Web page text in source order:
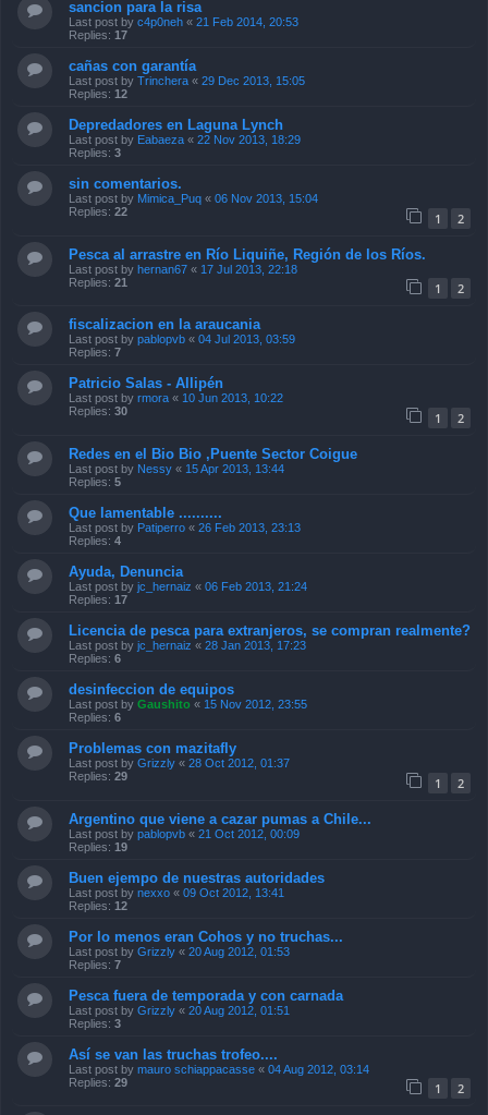
sancion para la risa
Last post by c4p0neh « 21 Feb 2014, 20:53
Replies: 17
cañas con garantía
Last post by Trinchera « 29 Dec 2013, 15:05
Replies: 12
Depredadores en Laguna Lynch
Last post by Eabaeza « 22 Nov 2013, 18:29
Replies: 3
sin comentarios.
Last post by Mimica_Puq « 06 Nov 2013, 15:04
Replies: 22 1 2
Pesca al arrastre en Río Liquiñe, Región de los Ríos.
Last post by hernan67 « 17 Jul 2013, 22:18
Replies: 21 1 2
fiscalizacion en la araucania
Last post by pablopvb « 04 Jul 2013, 03:59
Replies: 7
Patricio Salas - Allipén
Last post by rmora « 10 Jun 2013, 10:22
Replies: 30 1 2
Redes en el Bio Bio ,Puente Sector Coigue
Last post by Nessy « 15 Apr 2013, 13:44
Replies: 5
Que lamentable ..........
Last post by Patiperro « 26 Feb 2013, 23:13
Replies: 4
Ayuda, Denuncia
Last post by jc_hernaiz « 06 Feb 2013, 21:24
Replies: 17
Licencia de pesca para extranjeros, se compran realmente?
Last post by jc_hernaiz « 28 Jan 2013, 17:23
Replies: 6
desinfeccion de equipos
Last post by Gaushito « 15 Nov 2012, 23:55
Replies: 6
Problemas con mazitafly
Last post by Grizzly « 28 Oct 2012, 01:37
Replies: 29 1 2
Argentino que viene a cazar pumas a Chile...
Last post by pablopvb « 21 Oct 2012, 00:09
Replies: 19
Buen ejempo de nuestras autoridades
Last post by nexxo « 09 Oct 2012, 13:41
Replies: 12
Por lo menos eran Cohos y no truchas...
Last post by Grizzly « 20 Aug 2012, 01:53
Replies: 7
Pesca fuera de temporada y con carnada
Last post by Grizzly « 20 Aug 2012, 01:51
Replies: 3
Así se van las truchas trofeo....
Last post by mauro schiappacasse « 04 Aug 2012, 03:14
Replies: 29 1 2